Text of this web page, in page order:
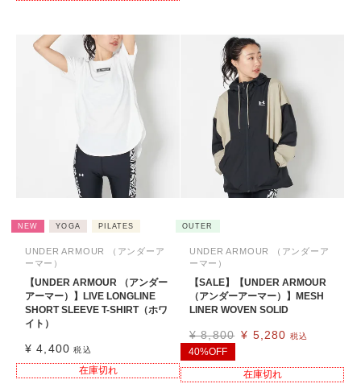
NEW YOGA PILATES
UNDER ARMOUR （アンダーア
ーマー）
【UNDER ARMOUR （アンダー
アーマー）】LIVE LONGLINE
SHORT SLEEVE T-SHIRT（ホワ
イト）
¥ 4,400 税込
在庫切れ
OUTER
UNDER ARMOUR （アンダーア
ーマー）
【SALE】【UNDER ARMOUR
（アンダーアーマー）】MESH
LINER WOVEN SOLID
¥ 8,800 ¥ 5,280 税込
40%OFF
在庫切れ